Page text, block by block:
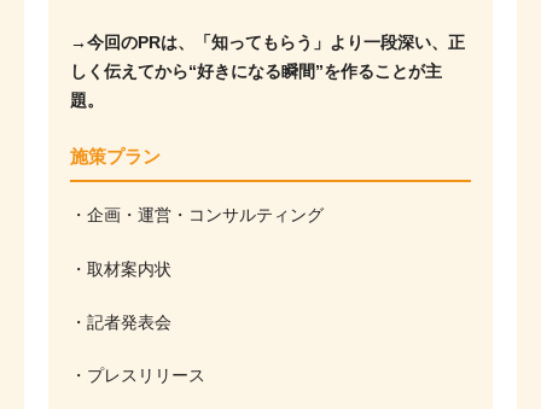
→今回のPRは、「知ってもらう」より一段深い、正
しく伝えてから“好きになる瞬間”を作ることが主
題。
施策プラン
・企画・運営・コンサルティング
・取材案内状
・記者発表会
・プレスリリース